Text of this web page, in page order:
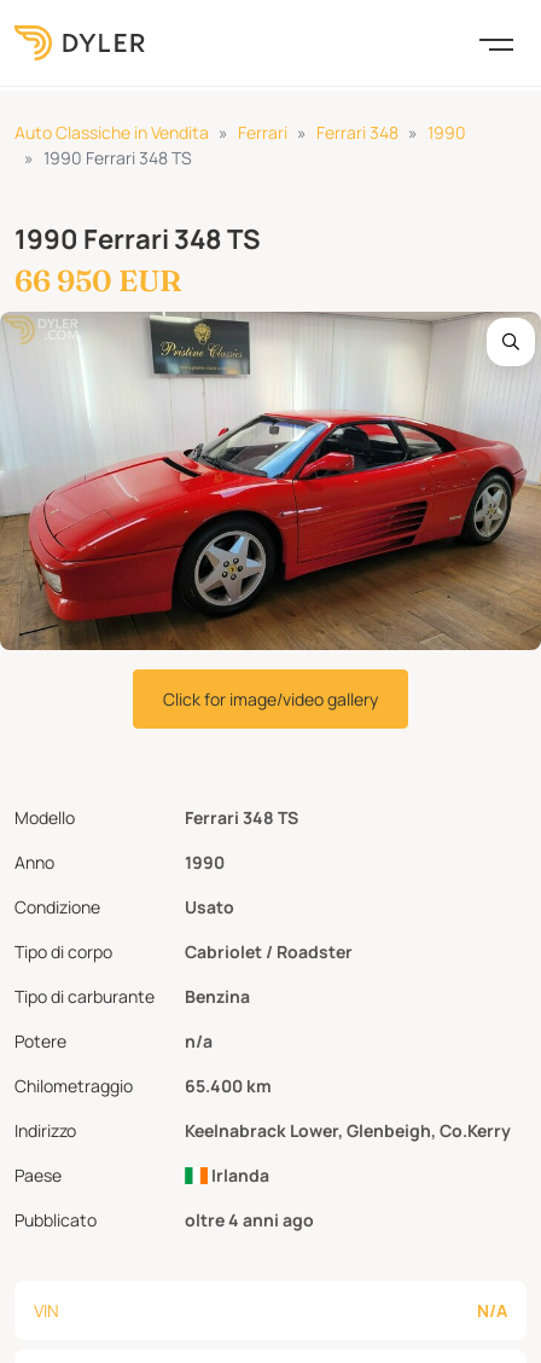
Auto Classiche in Vendita Ferrari Ferrari 348
1990
1990 Ferrari 348 TS
1990 Ferrari 348 TS
66 950 EUR
Modello
Ferrari 348 TS
Anno
1990
Condizione
Usato
Tipo di corpo
Cabriolet / Roadster
Tipo di carburante
Benzina
Potere
n/a
Chilometraggio
65.400 km
Indirizzo
Keelnabrack Lower, Glenbeigh, Co.Kerry
Paese
Irlanda
Pubblicato
oltre 4 anni ago
Click for image/video gallery
VIN N/A